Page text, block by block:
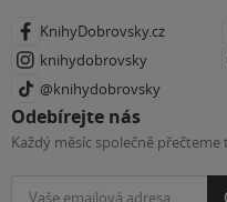
KnihyDobrovsky.cz
knihydobrovsky
@knihydobrovsky
Odebírejte nás
Každý měsíc společně přečteme